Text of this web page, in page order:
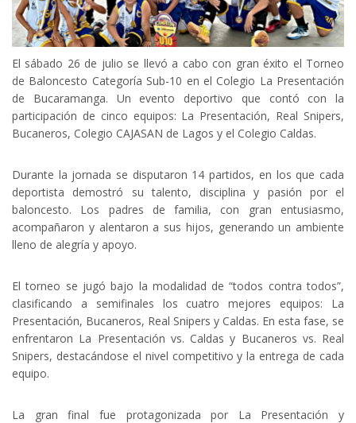
El sábado 26 de julio se llevó a cabo con gran éxito el Torneo
de Baloncesto Categoría Sub-10 en el Colegio La Presentación
de Bucaramanga. Un evento deportivo que contó con la
participación de cinco equipos: La Presentación, Real Snipers,
Bucaneros, Colegio CAJASAN de Lagos y el Colegio Caldas.
Durante la jornada se disputaron 14 partidos, en los que cada
deportista demostró su talento, disciplina y pasión por el
baloncesto. Los padres de familia, con gran entusiasmo,
acompañaron y alentaron a sus hijos, generando un ambiente
lleno de alegría y apoyo.
El torneo se jugó bajo la modalidad de “todos contra todos”,
clasificando a semifinales los cuatro mejores equipos: La
Presentación, Bucaneros, Real Snipers y Caldas. En esta fase, se
enfrentaron La Presentación vs. Caldas y Bucaneros vs. Real
Snipers, destacándose el nivel competitivo y la entrega de cada
equipo.
La gran final fue protagonizada por La Presentación y